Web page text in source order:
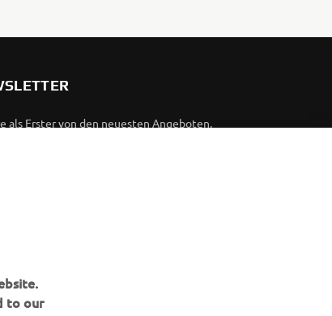
als Erster von den neuesten Angeboten,
Sie unsere Datenschutzrichtlinie, um zu erfahren, wie wir
to our